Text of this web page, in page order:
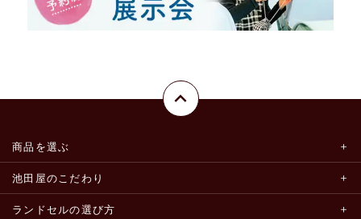
商品を選ぶ
池田屋のこだわり
ランドセルの選び方